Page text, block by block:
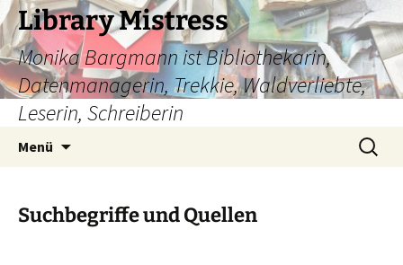
Zum
Inhalt
springen
Library Mistress
Monika Bargmann ist Bibliothekarin,
Datenmanagerin, Trekkie, Waldverliebte,
Leserin, Schreiberin
Menü
Suchen
nach:
Suchbegriffe und Quellen